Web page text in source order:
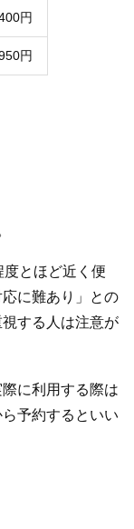
円
円
とほど近く便
に難あり」との
する人は注意が
に利用する際は
予約するといい